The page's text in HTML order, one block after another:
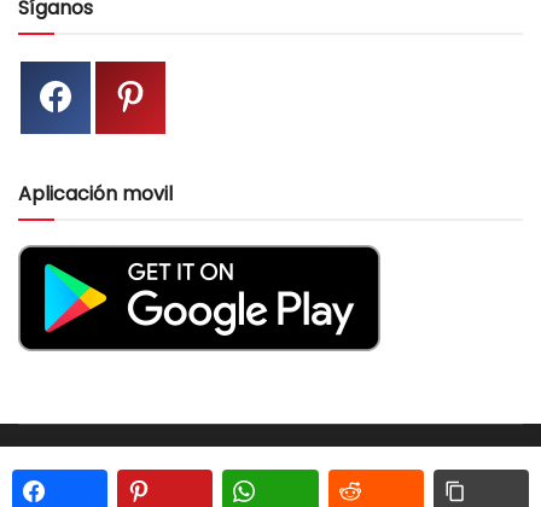
Síganos
Aplicación movil
Amigurumi PDF Patrónes Gratis- amigurumireceitas.com